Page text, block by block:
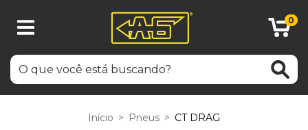
0
Início > Pneus > CT DRAG